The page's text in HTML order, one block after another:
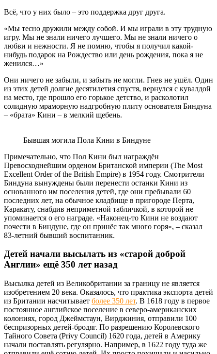
Всё, что у них было – это поддержка друг друга.
«Мы тесно дружили между собой. И мы играли в эту трудную
игру. Мы не знали ничего лучшего. Мы не знали ничего о
любви и нежности. Я не помню, чтобы я получил какой-
нибудь подарок на Рождество или день рождения, пока я не
женился…»
Они ничего не забыли, и забыть не могли. Гнев не ушёл. Один
из этих детей долгие десятилетия спустя, вернулся с кувалдой
на место, где прошло его горькое детство, и расколотил
солидную мраморную надгробную плиту основателя Биндуна
– «брата» Кини – в мелкий щебень.
Бывшая могила Пола Кини в Биндуне
Примечательно, что Пол Кини был награждён
Превосходнейшим орденом Британской империи (The Most
Excellent Order of the British Empire) в 1954 году. Смотрители
Биндуна вынуждены были перенести останки Кини из
основанного им поселения детей, где они пребывали 60
последних лет, на обычное кладбище в пригороде Перта,
Каракату, снабдив неприметной табличкой, в которой не
упоминается о его награде. «Наконец-то Кини не воздают
почести в Биндуне, где он принёс так много горя», – сказал
83-летний бывший воспитанник.
Детей начали высылать из «старой доброй
Англии» ещё 350 лет назад
Высылка детей из Великобритании за границу не является
изобретением 20 века. Оказалось, что практика экспорта детей
из Британии насчитывает более 350 лет. В 1618 году в первое
постоянное английское поселение в северо-американских
колониях, город Джеймстаун, Вирджиния, отправили 100
беспризорных детей-бродяг. По разрешению Королевского
Тайного Совета (Privy Council) 1620 года, детей в Америку
начали поставлять регулярно. Например, в 1622 году туда же